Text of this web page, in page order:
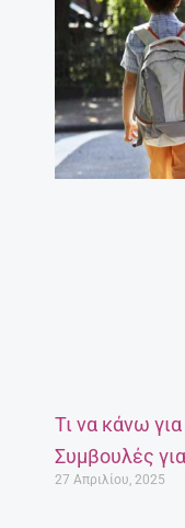
Τι να κάνω
Συμβουλές
27 Απριλίου, 2025